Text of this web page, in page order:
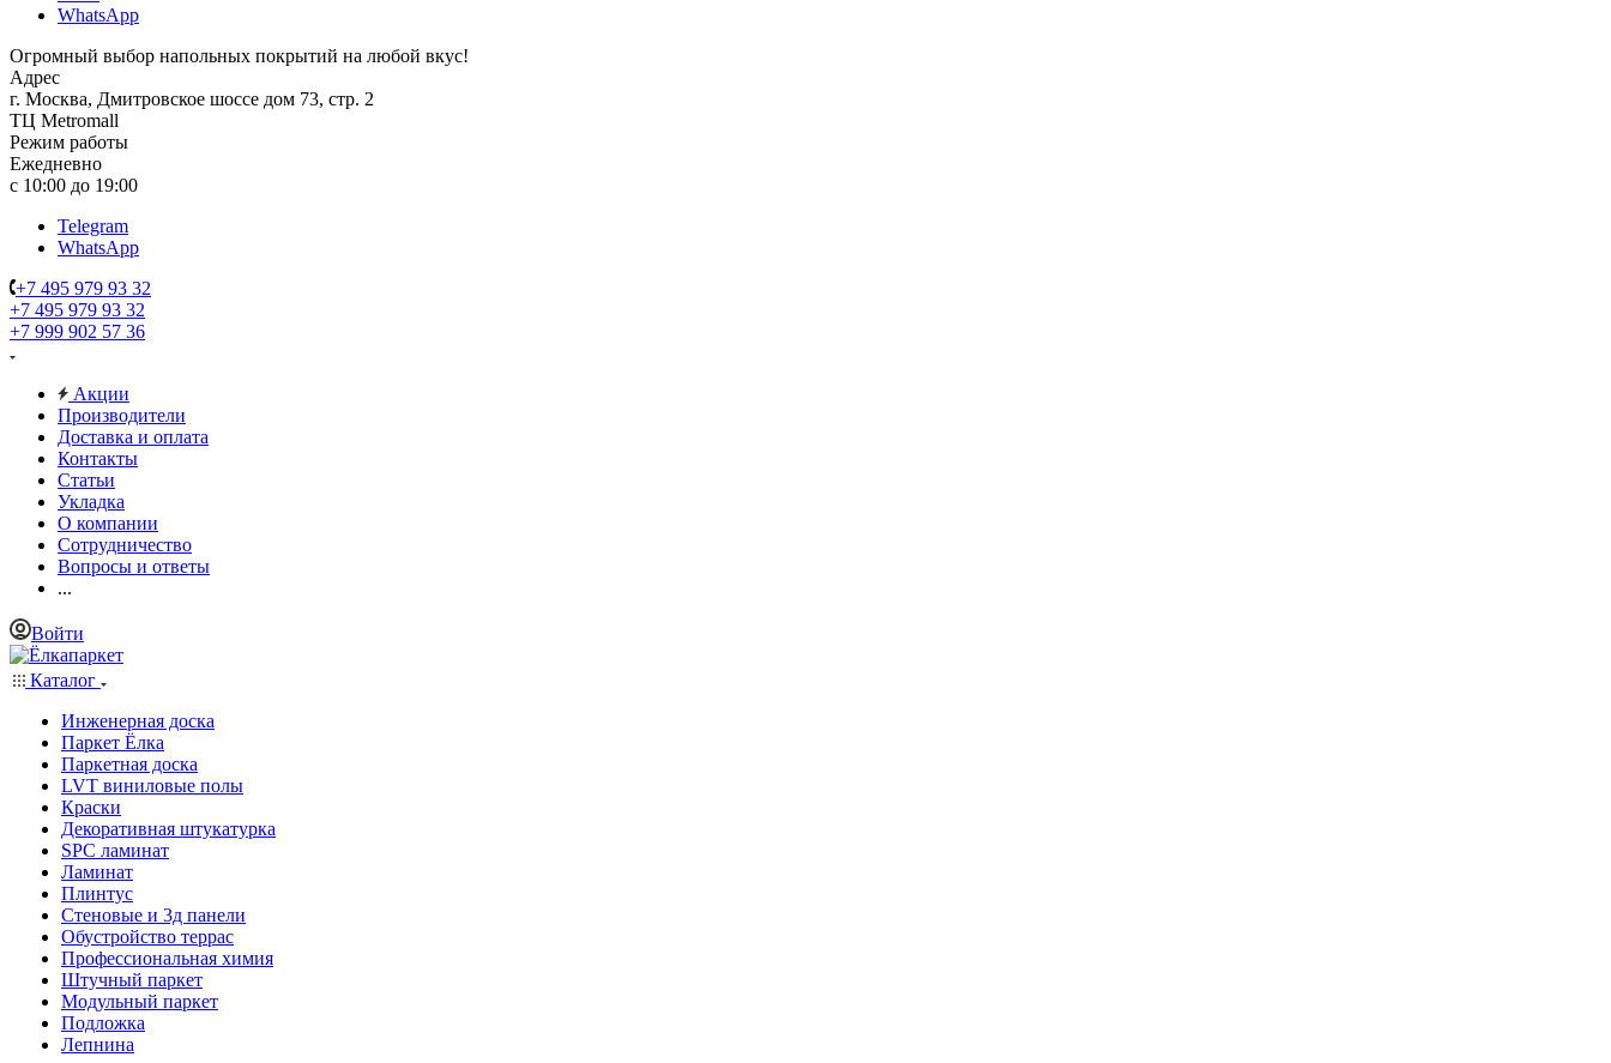
WhatsApp
Огромный выбор напольных покрытий на любой вкус!
Адрес
г. Москва, Дмитровское шоссе дом 73, стр. 2
ТЦ Metromall
Режим работы
Ежедневно
с 10:00 до 19:00
Telegram
WhatsApp
+7 495 979 93 32
+7 495 979 93 32
+7 999 902 57 36
Акции
Производители
Доставка и оплата
Контакты
Статьи
Укладка
О компании
Сотрудничество
Вопросы и ответы
...
Войти
Каталог
Инженерная доска
Паркет Ёлка
Паркетная доска
LVT виниловые полы
Краски
Декоративная штукатурка
SPC ламинат
Ламинат
Плинтус
Стеновые и 3д панели
Обустройство террас
Профессиональная химия
Штучный паркет
Модульный паркет
Подложка
Лепнина